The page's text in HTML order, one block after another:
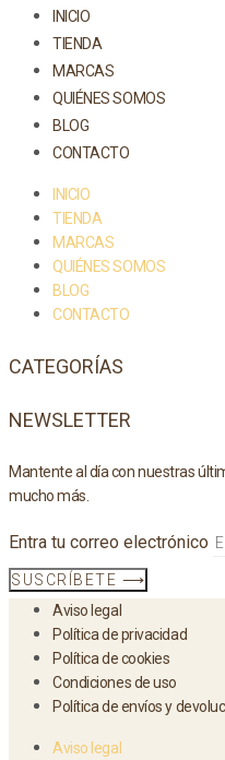
INICIO
TIENDA
MARCAS
QUIÉNES SOMOS
BLOG
CONTACTO
INICIO
TIENDA
MARCAS
QUIÉNES SOMOS
BLOG
CONTACTO
CATEGORÍAS
NEWSLETTER
Mantente al día con nuestras
mucho más.
Entra tu correo electrónico
SUSCRÍBETE ⟶
Aviso legal
Política de privacidad
Política de cookies
Condiciones de uso
Política de envíos y
Aviso legal